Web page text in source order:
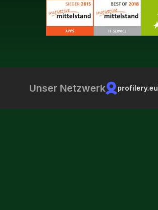
Unser Netzwerk profilery.eu